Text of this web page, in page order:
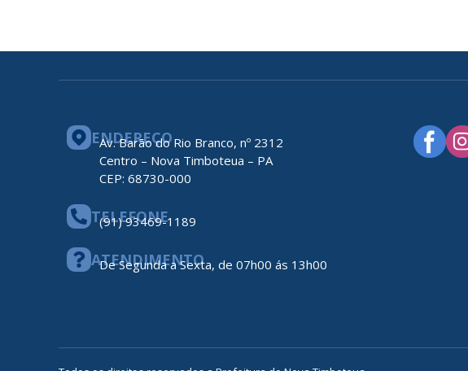
ENDEREÇO
Av. Barão do Rio Branco, nº 2312
Centro – Nova Timboteua – PA
CEP: 68730-000
TELEFONE
(91) 93469-1189
ATENDIMENTO
De Segunda a Sexta, de 07h00 ás 13h00